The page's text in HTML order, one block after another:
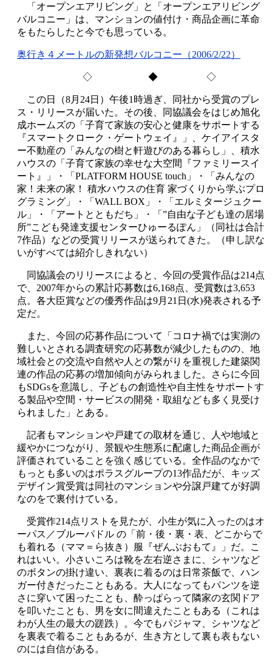
「オープンエアリビング」と「オープンエアリビング
バルコニー」は、マンションの値付け・商品企画に革命
をもたらしたと今でも思っている。
奥行き４メートルの新発想バルコニー（2006/2/22）
◇ ◆ ◇
この日（8月24日）午後1時過ぎ、同社から受賞のプレ
ス・リリースが届いた。その後、同協議会をはじめ旭化
成ホームズの「子育て家族の安心と健康をサポートする
『スマートクローク・ゲートウェイ』」、ケイアイスタ
ー不動産の「みんなの樹と軒遊びのある暮らし」、積水
ハウスの「子育て家族の幸せな大空間『ファミリースイ
ート』」・「PLATFORM HOUSE touch」・「みんなの
家！未来の家！ 積水ハウスの住育 家づくりから学ぶプロ
グラミング」・「WALL BOX」・「エルミタージュクー
ル」・「アートとともだち」・「”自由な子ども達の居場
所”こども発達支援センターひゅーるぽん」（同社は合計
7作品）などの受賞リリースが送られてきた。（申し訳な
いがすべては紹介しきれない）
同協議会のリリースによると、今回の受賞作品は214点
で、2007年からの累計応募数は6,168点、受賞数は3,653
点。各大臣賞などの優秀作品は9月21日(水)発表される予
定だ。
また、今回の応募作品について「コロナ禍では実測の
難しいとされる調査研究の応募数が減少したものの、地
域社会との交流や自然や人との繋がりを重視した建築関
連の作品の応募の増加傾向がみられました。さらに今回
もSDGsを意識し、子どもの創造性や自主性をサポートす
る製品や空間・サービスの開発・取組なども多く見受け
られました」とある。
記者もマンションや戸建ての取材を通じ、人や地域と
緩やかにつながり、景観や生態系に配慮した商品企画が
評価されていることを強く感じている。全作品のなかで
もっとも多いのはポラスグループの13作品だが、キッズ
デザイン賞受賞は同社のマンションや分譲戸建てが好調
なのをで裏付けている。
受賞作214点リストを見たが、小生が気に入ったのはオ
ーパス／ブルーパドル の「前・後・裏・表、どこからで
も着れる（ママ＝ら抜き）服『ぜんぶおもて』」だ。こ
れはいい。小さいころは靴を左右逆さまに、シャツなど
のボタンの掛け違い、裏表に着るのは日常茶飯で、ハン
ガー付きだったこともある。大人になってもパンツを逆
さに穿いて困ったことも、酔っぱらって隣家の玄関ドア
を叩いたことも、男を女に間違えたこともある（これは
わが人生の最大の蹉跌）。今でもパジャマ、シャツなど
を裏表で着ることもあるが、生き方として裏も表もない
のには自信がある。